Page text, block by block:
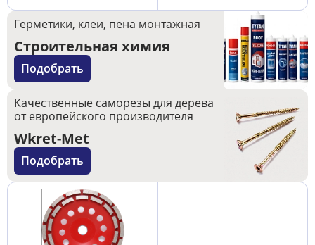
Герметики, клеи, пена монтажная
Строительная химия
Подобрать
Качественные саморезы для дерева
от европейского производителя
Wkret-Met
Подобрать